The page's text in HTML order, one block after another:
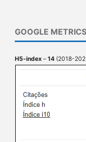
GOOGLE METRICS
H5-index – 14 (2018-